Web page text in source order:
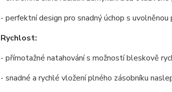
- perfektní design pro snadný úchop s uvolněnou
Rychlost:
- přímotažné natahování s možností bleskově
- snadné a rychlé vložení plného zásobníku